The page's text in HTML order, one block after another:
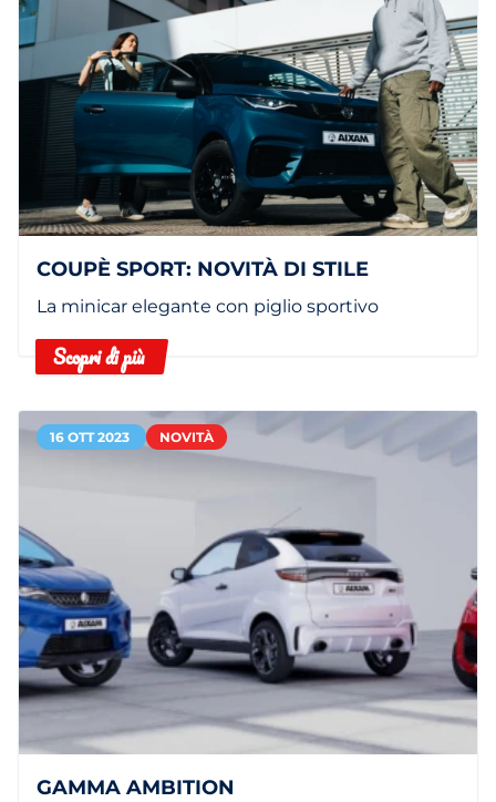
COUPÈ SPORT: NOVITÀ DI STILE
La minicar elegante con piglio sportivo
Scopri di più
16 OTT 2023 NOVITÀ
GAMMA AMBITION